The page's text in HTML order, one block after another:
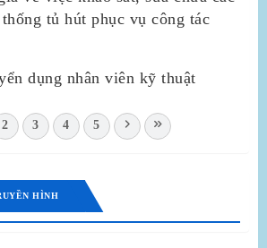
tủ hút phục vụ công tác
dụng nhân viên kỹ thuật
2 3 4 5
HÌNH